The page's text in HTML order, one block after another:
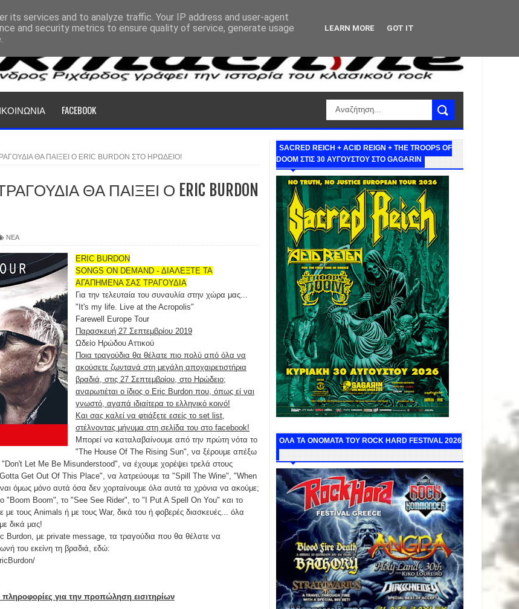
FACEBOOK
ΘΑ ΠΑΙΞΕΙ Ο ERIC BURDON ΣΤΟ ΗΡΩΔΕΙΟ!
ΘΑ ΠΑΙΞΕΙ Ο ERIC BURDON
ΝΕΑ
ERIC BURDON
SONGS ON DEMAND - ΔΙΑΛΕΞΤΕ ΤΑ
ΑΓΑΠΗΜΕΝΑ ΣΑΣ ΤΡΑΓΟΥΔΙΑ
Για την τελευταία του συναυλία στην χώρα μας...
"It's my life. Live at the Acropolis"
Farewell Europe Tour
Παρασκευή 27 Σεπτεμβρίου 2019
Ωδείο Ηρώδου Αττικού
Ποια τραγούδια θα θέλατε πιο πολύ από όλα να
ακούσετε ζωντανά στη μεγάλη αποχαιρετιστήρια
βραδιά, στις 27 Σεπτεμβρίου, στο Ηρώδειο;
αναρωτιέται ο ίδιος ο Eric Burdon που, όπως εί ναι
γνωστό, αγαπά ιδιαίτερα το ελληνικό κοινό!
Και σας καλεί να φτιάξετε εσείς το set list,
στέλνοντας μήνυμα στη σελίδα του στο facebook!
Μπορεί να καταλαβαίνουμε από την πρώτη νότα το
"The House Of The Rising Sun", να ξέρουμε απέξω
Let Me Be Misunderstood", να έχουμε χορέψει τρελά στους
Get Οut Οf This Place", να λατρεύουμε τα "Spill The Wine", "When
όμως μόνο αυτά όσα δεν χορταίνουμε όλα αυτά τα χρόνια να ακούμε;
"Boom Boom", το "See See Rider", το "I Put A Spell On You" και το
τους Animals ή με τους War, δικά του ή φοβερές διασκευές... όλα
δικά μας!
Burdon, με private message, τα τραγούδια που θα θέλατε να
του εκείνη τη βραδιά, εδώ:
πληροφορίες για την προπώληση εισιτηρίων
SACRED REICH + ACID REIGN + THE TROOPS OF
DOOM ΣΤΙΣ 30 ΑΥΓΟΥΣΤΟΥ ΣΤΟ GAGARIN
ΟΛΑ ΤΑ ΟΝΟΜΑΤΑ ΤΟΥ ROCK HARD FESTIVAL 2026
its services and to analyze traffic. Your IP address and user-agent
and security metrics to ensure quality of service, generate usage
LEARN MORE GOT IT